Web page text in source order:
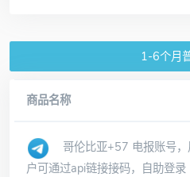
1-6个月
商品名称
哥伦比亚+57 电报账号，
户可通过api链接接码，自助登录